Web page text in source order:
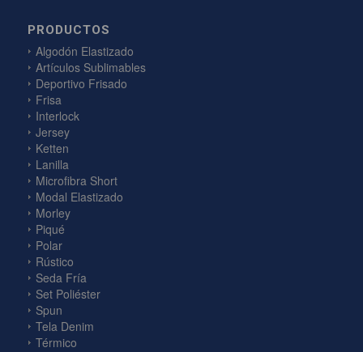
PRODUCTOS
Algodón Elastizado
Artículos Sublimables
Deportivo Frisado
Frisa
Interlock
Jersey
Ketten
Lanilla
Microfibra Short
Modal Elastizado
Morley
Piqué
Polar
Rústico
Seda Fría
Set Poliéster
Spun
Tela Denim
Térmico